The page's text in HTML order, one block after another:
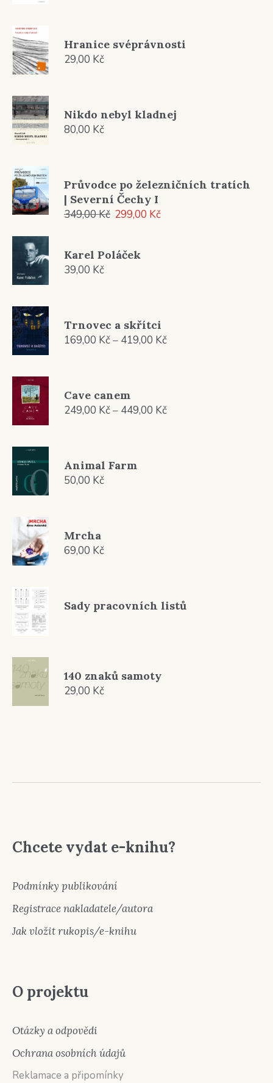
Hranice svéprávnosti
29,00 Kč
Nikdo nebyl kladnej
80,00 Kč
Průvodce po železničních tratích
| Severní Čechy I
349,00Kč Původní
349,00 Kč.
299,00 KčAktuální
Karel Poláček
39,00 Kč
Trnovec a skřítci
169,00 Kč– 419,00 KčRozpětí
Cave canem
249,00 Kč– 449,00 KčRozpětí
Animal Farm
50,00 Kč
Mrcha
69,00 Kč
Sady pracovních listů
140 znaků samoty
29,00 Kč
Chcete vydat e-knihu?
Podmínky publikování
Registrace nakladatele/autora
Jak vložit rukopis/e-knihu
O projektu
Otázky a odpovědi
Ochrana osobních údajů
Reklamace a připomínky